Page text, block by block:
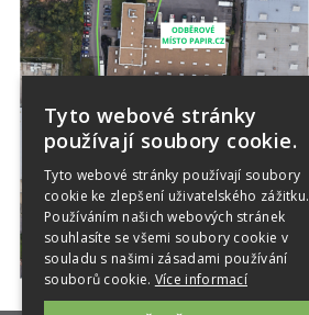
Tyto webové stránky
používají soubory cookie.
Tyto webové stránky používají soubory
cookie ke zlepšení uživatelského zážitku.
Používáním našich webových stránek
souhlasíte se všemi soubory cookie v
souladu s našimi zásadami používání
souborů cookie. Více informací